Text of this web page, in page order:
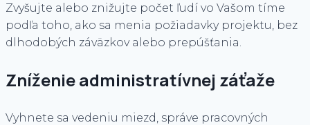
Zvyšujte alebo znižujte počet ľudí vo Vašom tíme
podľa toho, ako sa menia požiadavky projektu, bez
dlhodobých záväzkov alebo prepúšťania.
Zníženie administratívnej záťaže
Vyhnete sa vedeniu miezd, správe pracovných